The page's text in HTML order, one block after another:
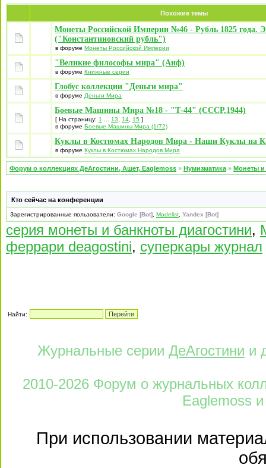
Похожие темы
Монеты Российской Империи №46 - Рубль 1825 года.
("Константиновский рубль")
в форуме Монеты Российской Империи
"Великие философы мира" (Аиф)
в форуме Книжные серии
Глобус коллекции "Деньги мира"
в форуме Деньги Мира
Боевые Машины Мира №18 - "Т-44" (СССР,1944)
[ На страницу: 1 13 14 15 ]
в форуме Боевые Машины Мира (1/72)
Куклы в Костюмах Народов Мира - Наши Куклы на
в форуме Куклы в Костюмах Народов Мира
Форум о коллекциях ДеАгостини, Ашет, Eaglemoss » Нумизматика » Монеты
Кто сейчас на конференции
Зарегистрированные пользователи: Google [Bot] Modelist Yandex [Bot]
серия монеты и банкноты диагостини,
феррари deagostini, суперкары журнал
Найти:
Журнальные серии ДеАгостини и
2010-2026 Форум о журнальных
Eaglemoss и
При использовании